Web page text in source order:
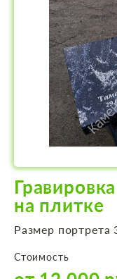
на плитке
Размер портрета
Стоимость